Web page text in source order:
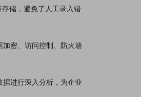
储，避免了人工录入错
加密、访问控制、防火墙
据进行深入分析，为企业